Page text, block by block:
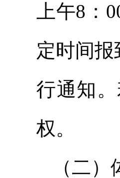
上午8
定时间
行通知
权。
（二